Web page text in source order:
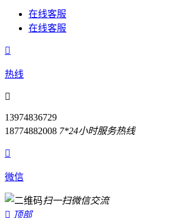
在线客服
在线客服

热线

13974836729
18774882008 7*24小时服务热线

微信
扫一扫微信交流
 顶部